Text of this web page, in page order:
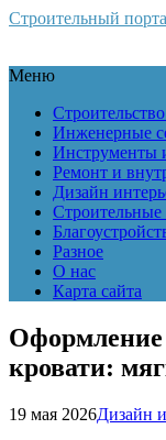
Строительный
Меню
Инженерные
Инструменты
Ремонт и
Дизайн
Разное
О нас
Карта сайта
Оформление
кровати:
19 мая 2026Дизайн